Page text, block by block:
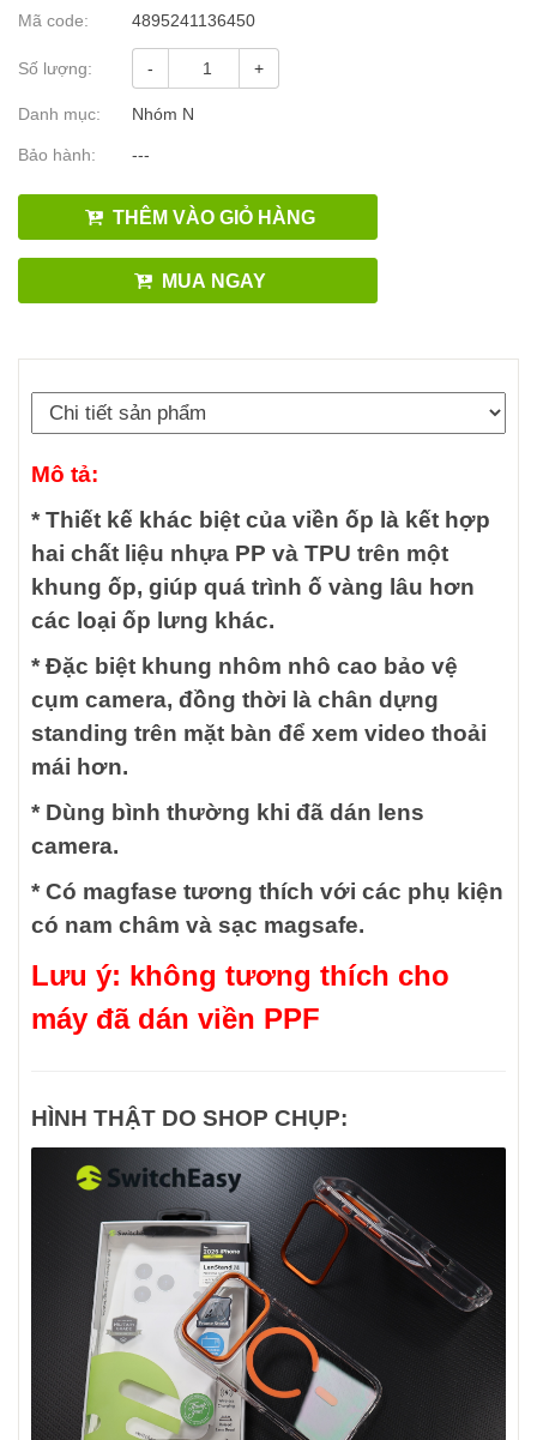
Mã code: 4895241136450
Số lượng: - +
Danh mục: Nhóm N
Bảo hành: ---
THÊM VÀO GIỎ HÀNG
MUA NGAY
Mô tả:
* Thiết kế khác biệt của viền ốp là kết hợp
hai chất liệu nhựa PP và TPU trên một
khung ốp, giúp quá trình ố vàng lâu hơn
các loại ốp lưng khác.
* Đặc biệt khung nhôm nhô cao bảo vệ
cụm camera, đồng thời là chân dựng
standing trên mặt bàn để xem video thoải
mái hơn.
* Dùng bình thường khi đã dán lens
camera.
* Có magfase tương thích với các phụ kiện
có nam châm và sạc magsafe.
Lưu ý: không tương thích cho
máy đã dán viền PPF
HÌNH THẬT DO SHOP CHỤP: